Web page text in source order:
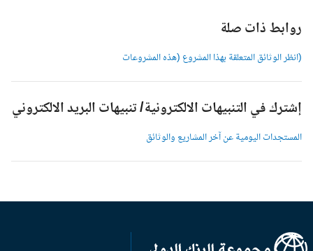
روابط ذات صلة
(انظر الوثائق المتعلقة بهذا المشروع (هذه المشروعات
إشترك في التنبيهات الالكترونية/ تنبيهات البريد الالكتروني
المستجدات اليومية عن آخر المشاريع والوثائق